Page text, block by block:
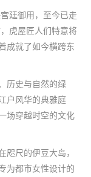
廷御用，至今已走
虎屋匠人们特意将
成就了如今横跨东
历史与自然的绿
户风华的典雅庭
场穿越时空的文化
尺的伊豆大岛，
为都市女性设计的